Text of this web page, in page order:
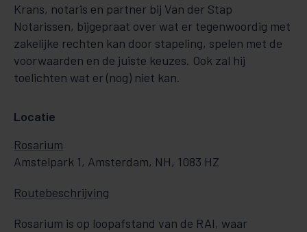
Krans, notaris en partner bij Van der Stap
Notarissen, bijgepraat over wat er tegenwoordig met
zakelijke rechten kan door stapeling, spelen met de
voorwaarden en de juiste keuzes. Ook zal hij
toelichten wat er (nog) niet kan.
Locatie
Rosarium
Amstelpark 1, Amsterdam, NH, 1083 HZ
Routebeschrijving
Rosarium is op loopafstand van de RAI, waar